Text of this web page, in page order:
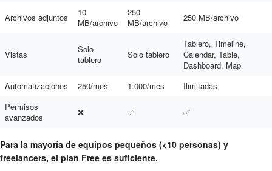
Archivos adjuntos
10
MB/archivo
250
MB/archivo
250 MB/archivo
Vistas
Solo
tablero
Solo tablero
Tablero, Timeline,
Calendar, Table,
Dashboard, Map
Automatizaciones
250/mes 1.000/mes
Ilimitadas
Permisos
avanzados
❌ ✅ ✅
Para la mayoría de equipos pequeños (<10 personas) y
freelancers, el plan Free es suficiente.